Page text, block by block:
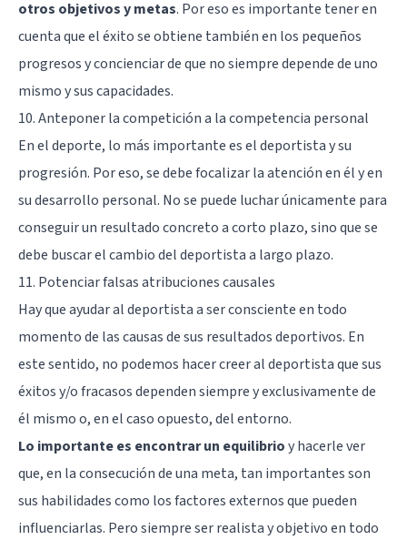
otros objetivos y metas. Por eso es importante tener en
cuenta que el éxito se obtiene también en los pequeños
progresos y concienciar de que no siempre depende de uno
mismo y sus capacidades.
10. Anteponer la competición a la competencia personal
En el deporte, lo más importante es el deportista y su
progresión. Por eso, se debe focalizar la atención en él y en
su desarrollo personal. No se puede luchar únicamente para
conseguir un resultado concreto a corto plazo, sino que se
debe buscar el cambio del deportista a largo plazo.
11. Potenciar falsas atribuciones causales
Hay que ayudar al deportista a ser consciente en todo
momento de las causas de sus resultados deportivos. En
este sentido, no podemos hacer creer al deportista que sus
éxitos y/o fracasos dependen siempre y exclusivamente de
él mismo o, en el caso opuesto, del entorno.
Lo importante es encontrar un equilibrioy hacerle ver
que, en la consecución de una meta, tan importantes son
sus habilidades como los factores externos que pueden
influenciarlas. Pero siempre ser realista y objetivo en todo